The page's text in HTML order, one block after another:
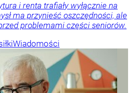
i renta trafiały wyłącznie na
ma przynieść oszczędności, ale
problemami części seniorów.
Wiadomości